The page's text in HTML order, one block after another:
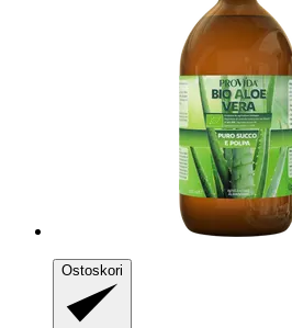
Ostoskori